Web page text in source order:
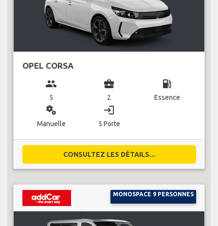
OPEL CORSA
group
5
business_center
2
local_gas_station
Essence
miscellaneous_services
Manuelle
login
5 Porte
CONSULTEZ LES DÉTAILS...
MONOSPACE 9 PERSONNES